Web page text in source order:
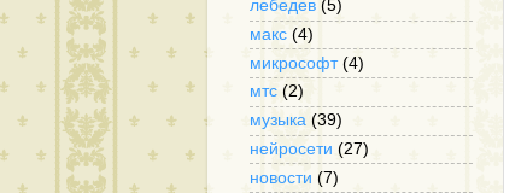
лебедев (5)
макс (4)
микрософт (4)
мтс (2)
музыка (39)
нейросети (27)
новости (7)